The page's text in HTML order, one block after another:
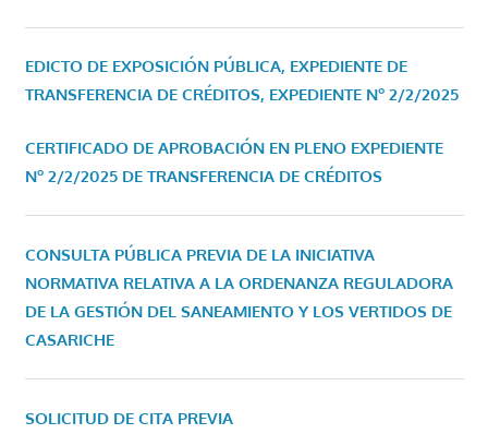
EDICTO DE EXPOSICIÓN PÚBLICA, EXPEDIENTE DE
TRANSFERENCIA DE CRÉDITOS, EXPEDIENTE Nº 2/2/2025
CERTIFICADO DE APROBACIÓN EN PLENO EXPEDIENTE
Nº 2/2/2025 DE TRANSFERENCIA DE CRÉDITOS
CONSULTA PÚBLICA PREVIA DE LA INICIATIVA
NORMATIVA RELATIVA A LA ORDENANZA REGULADORA
DE LA GESTIÓN DEL SANEAMIENTO Y LOS VERTIDOS DE
CASARICHE
SOLICITUD DE CITA PREVIA